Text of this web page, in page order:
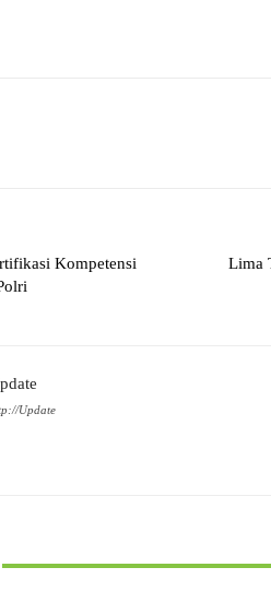
Kompetensi
Lima
Update